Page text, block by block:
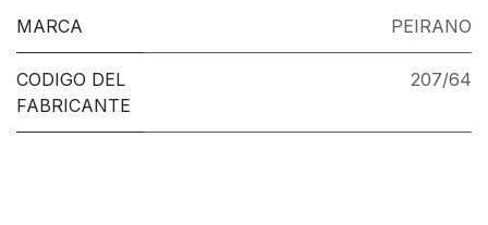
MARCA PEIRANO
CODIGO DEL
FABRICANTE
207/64